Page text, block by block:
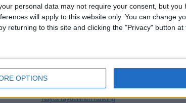
personal data may not require your consent, but you
will apply to this website only. You can change
returning to this site and clicking the "Privacy" button at
OPTIONS
Joukkueet ranking mukaan avoimissa otteluissa
Ruzomberok
107 (15,78%)
106 (15,63%)
Michalovce
Näytä täydellinen ranking